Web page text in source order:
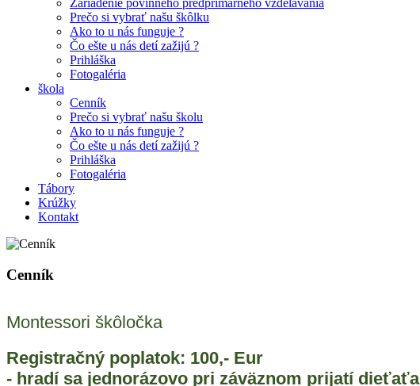
Zariadenie povinného predprimárneho vzdelávania
Prečo si vybrať našu škôlku
Ako to u nás funguje ?
Čo ešte u nás detí zažijú ?
Prihláška
Fotogaléria
škola
Cenník
Prečo si vybrať našu školu
Ako to u nás funguje ?
Čo ešte u nás detí zažijú ?
Prihláška
Fotogaléria
Tábory
Krúžky
Kontakt
Cenník
Montessori škôločka
Registračný poplatok: 100,- Eur
- hradí sa jednorázovo pri záväznom prijatí dieťaťa